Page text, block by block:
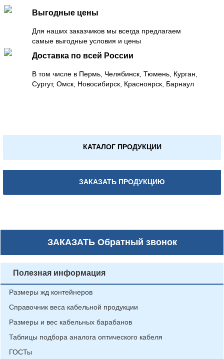
Выгодные цены
Для наших заказчиков мы всегда предлагаем
самые выгодные условия и цены
Доставка по всей России
В том числе в Пермь, Челябинск, Тюмень, Курган,
Сургут, Омск, Новосибирск, Красноярск, Барнаул
КАТАЛОГ ПРОДУКЦИИ
ЗАКАЗАТЬ ПРОДУКЦИЮ
ЗАКАЗАТЬОбратный звонок
Полезная информация
Размеры жд контейнеров
Справочник веса кабельной продукции
Размеры и вес кабельных барабанов
Таблицы подбора аналога оптического кабеля
ГОСТы